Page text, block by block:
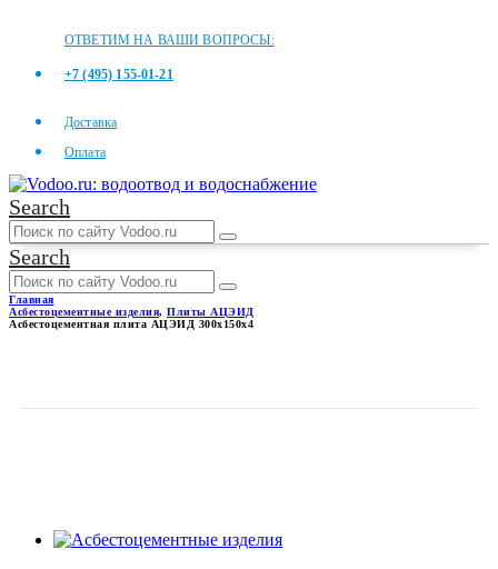
ОТВЕТИМ НА ВАШИ ВОПРОСЫ:
+7 (495) 155-01-21
Доставка
Оплата
Search
Search
Главная
Асбестоцементные изделия, Плиты АЦЭИД
Асбестоцементная плита АЦЭИД 300x150x4